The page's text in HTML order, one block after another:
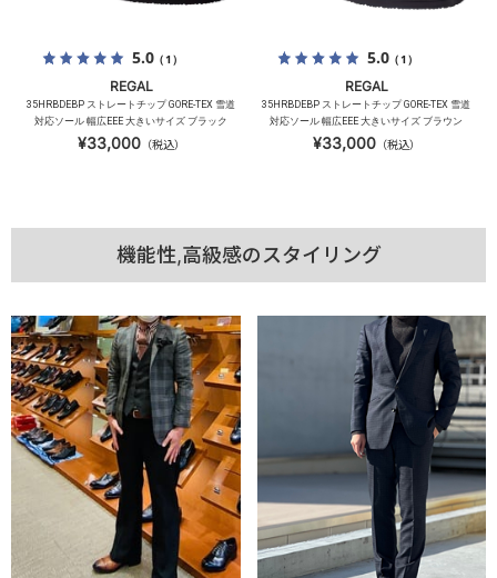
5.0（1）
REGAL
35HRBDEBP ストレートチップ GORE-TEX 雪道
対応ソール 幅広EEE 大きいサイズ ブラック
¥33,000（税込）
5.0（1）
REGAL
35HRBDEBP ストレートチップ GORE-TEX 雪道
対応ソール 幅広EEE 大きいサイズ ブラウン
¥33,000（税込）
機能性,高級感のスタイリング